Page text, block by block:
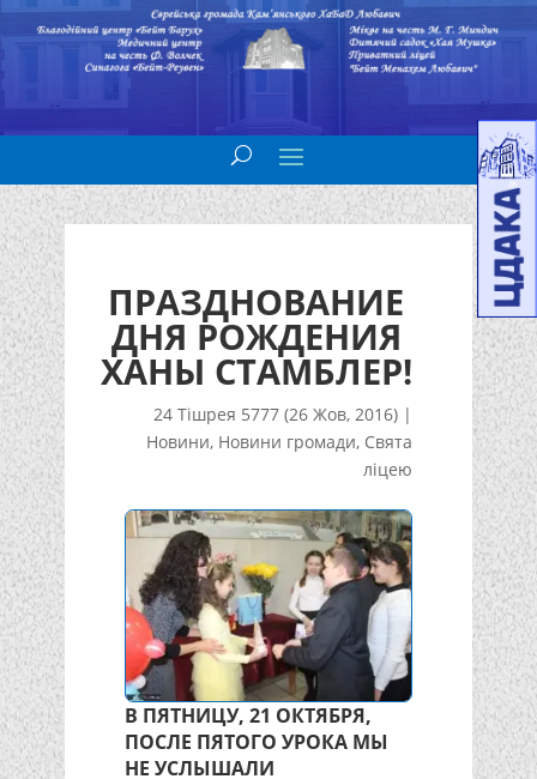
ПРАЗДНОВАНИЕ
ДНЯ РОЖДЕНИЯ
ХАНЫ СТАМБЛЕР!
24 Тішрея 5777 (26 Жов, 2016) |
Новини, Новини громади, Свята
ліцею
В ПЯТНИЦУ, 21 ОКТЯБРЯ,
ПОСЛЕ ПЯТОГО УРОКА МЫ
НЕ УСЛЫШАЛИ